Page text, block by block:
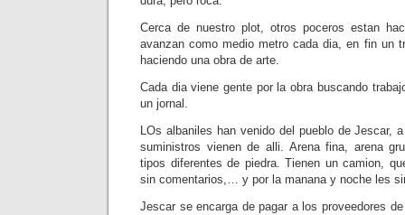
Cerca de nuestro plot, otros poceros estan
avanzan como medio metro cada dia, en fin un
haciendo una obra de arte.
Cada dia viene gente por la obra buscando
un jornal.
LOs albaniles han venido del pueblo de Jescar,
suministros vienen de alli. Arena fina, arena
tipos diferentes de piedra. Tienen un camion,
sin comentarios,… y por la manana y noche les
Jescar se encarga de pagar a los proveedores